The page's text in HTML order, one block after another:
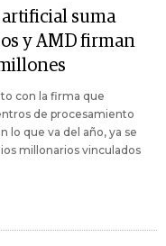
suma
y AMD firman
con la firma que
de procesamiento
lo que va del año, ya se
millonarios vinculados